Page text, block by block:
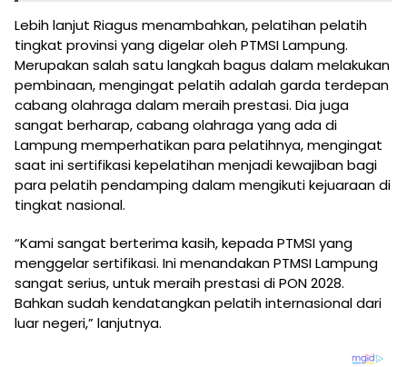
Lebih lanjut Riagus menambahkan, pelatihan pelatih
tingkat provinsi yang digelar oleh PTMSI Lampung.
Merupakan salah satu langkah bagus dalam melakukan
pembinaan, mengingat pelatih adalah garda terdepan
cabang olahraga dalam meraih prestasi. Dia juga
sangat berharap, cabang olahraga yang ada di
Lampung memperhatikan para pelatihnya, mengingat
saat ini sertifikasi kepelatihan menjadi kewajiban bagi
para pelatih pendamping dalam mengikuti kejuaraan di
tingkat nasional.
“Kami sangat berterima kasih, kepada PTMSI yang
menggelar sertifikasi. Ini menandakan PTMSI Lampung
sangat serius, untuk meraih prestasi di PON 2028.
Bahkan sudah kendatangkan pelatih internasional dari
luar negeri,” lanjutnya.